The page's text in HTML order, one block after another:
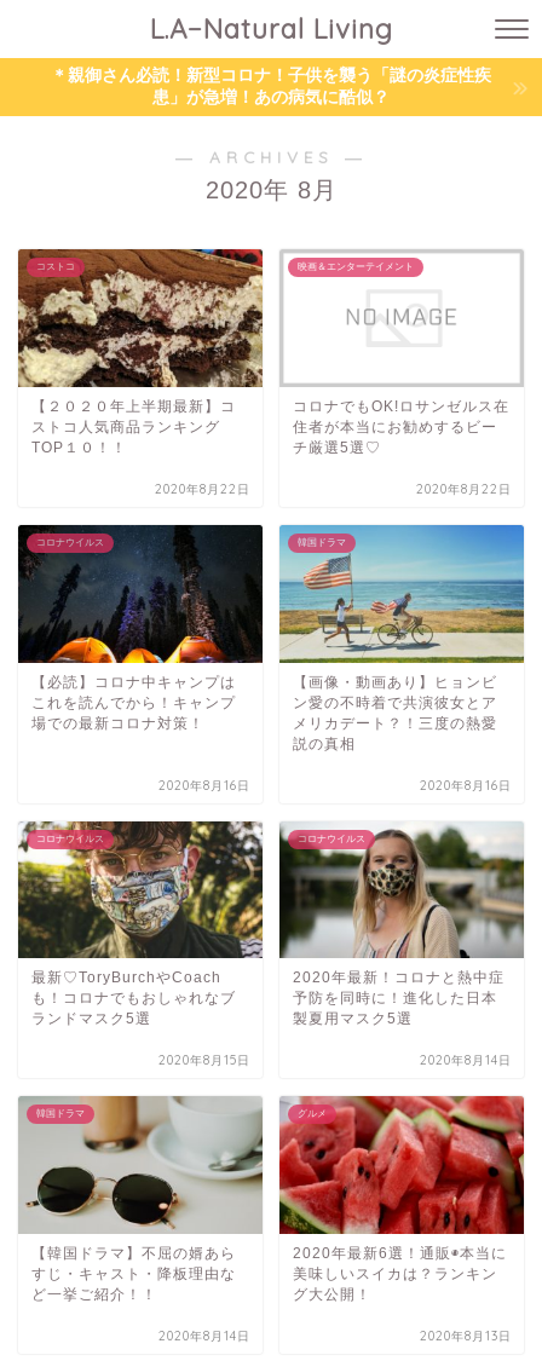
L.A−Natural Living
＊親御さん必読！新型コロナ！子供を襲う「謎の炎症性疾
患」が急増！あの病気に酷似？
― ARCHIVES ―
2020年 8月
コストコ
【２０２０年上半期最新】コ
ストコ人気商品ランキング
TOP１０！！
2020年8月22日
映画＆エンターテイメント
コロナでもOK!ロサンゼルス在
住者が本当にお勧めするビー
チ厳選5選♡
2020年8月22日
コロナウイルス
【必読】コロナ中キャンプは
これを読んでから！キャンプ
場での最新コロナ対策！
2020年8月16日
韓国ドラマ
【画像・動画あり】ヒョンビ
ン愛の不時着で共演彼女とア
メリカデート？！三度の熱愛
説の真相
2020年8月16日
コロナウイルス
最新♡ToryBurchやCoach
も！コロナでもおしゃれなブ
ランドマスク5選
2020年8月15日
コロナウイルス
2020年最新！コロナと熱中症
予防を同時に！進化した日本
製夏用マスク5選
2020年8月14日
韓国ドラマ
【韓国ドラマ】不屈の婿あら
すじ・キャスト・降板理由な
ど一挙ご紹介！！
2020年8月14日
グルメ
2020年最新6選！通販◉本当に
美味しいスイカは？ランキン
グ大公開！
2020年8月13日